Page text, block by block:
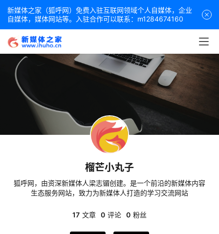
新媒体之家（狐呼网）免费入驻互联网领域个人自媒体，企业
自媒体，媒体网站等。入驻合作可以联系：m1284674160
榴芒小丸子
狐呼网，由资深新媒体人梁志镅创建。是一个前沿的新媒体内容
生态服务网站，致力为新媒体人打造的学习交流网站
17 文章 0 评论 0 粉丝